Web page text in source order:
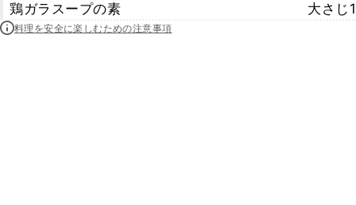
鶏ガラスープの素
大さじ1
料理を安全に楽しむための注意事項